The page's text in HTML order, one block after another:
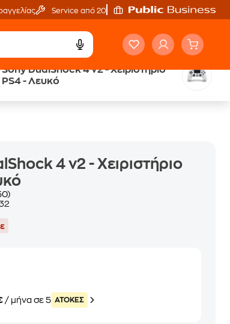
Service από 20'
Sony DualShock 4 v2 - Χειριστήριο
PS4 - Λευκό
Άτοκες Δόσεις
4 v2 - Χειριστήριο
/ μήνα σε 5 ATOKEΣ